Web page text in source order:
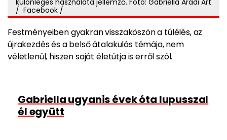
különleges használata jellemző. Fotó: Gabriella Aradi Art
/ Facebook /
Festményeiben gyakran visszaköszön a túlélés, az
újrakezdés és a belső átalakulás témája, nem
véletlenül, hiszen saját életútja is erről szól.
Gabriella ugyanis évek óta lupusszal
él együtt